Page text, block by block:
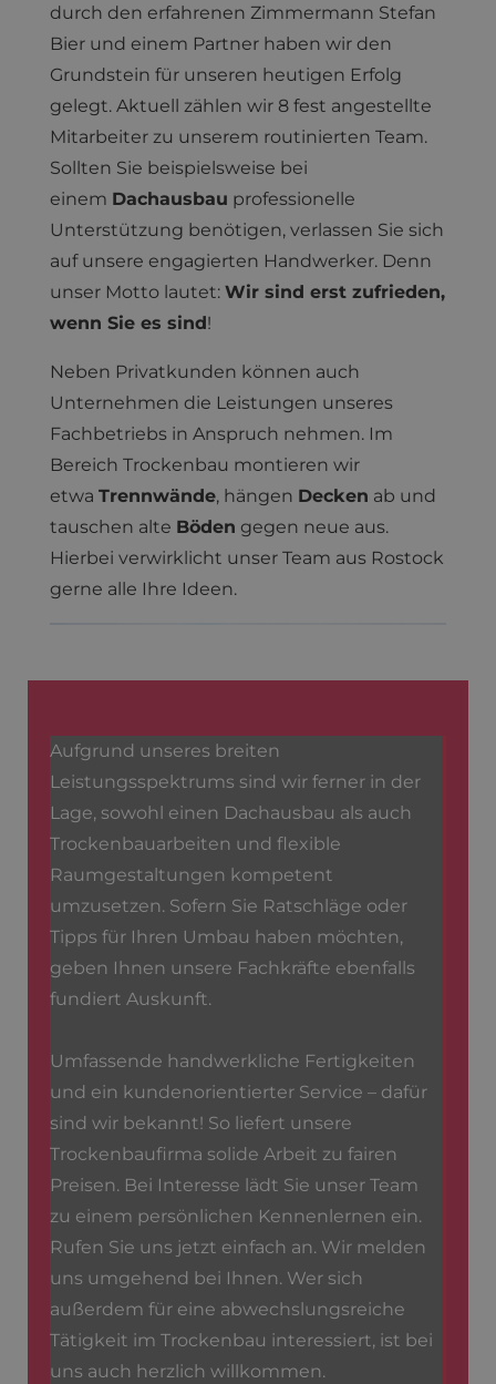
durch den erfahrenen Zimmermann Stefan
Bier und einem Partner haben wir den
Grundstein für unseren heutigen Erfolg
gelegt. Aktuell zählen wir 8 fest angestellte
Mitarbeiter zu unserem routinierten Team.
Sollten Sie beispielsweise bei
einem Dachausbau professionelle
Unterstützung benötigen, verlassen Sie sich
auf unsere engagierten Handwerker. Denn
unser Motto lautet: Wir sind erst zufrieden,
wenn Sie es sind!
Neben Privatkunden können auch
Unternehmen die Leistungen unseres
Fachbetriebs in Anspruch nehmen. Im
Bereich Trockenbau montieren wir
etwa Trennwände, hängen Decken ab und
tauschen alte Böden gegen neue aus.
Hierbei verwirklicht unser Team aus Rostock
gerne alle Ihre Ideen.
Aufgrund unseres breiten
Leistungsspektrums sind wir ferner in der
Lage, sowohl einen Dachausbau als auch
Trockenbauarbeiten und flexible
Raumgestaltungen kompetent
umzusetzen. Sofern Sie Ratschläge oder
Tipps für Ihren Umbau haben möchten,
geben Ihnen unsere Fachkräfte ebenfalls
fundiert Auskunft.
Umfassende handwerkliche Fertigkeiten
und ein kundenorientierter Service – dafür
sind wir bekannt! So liefert unsere
Trockenbaufirma solide Arbeit zu fairen
Preisen. Bei Interesse lädt Sie unser Team
zu einem persönlichen Kennenlernen ein.
Rufen Sie uns jetzt einfach an. Wir melden
uns umgehend bei Ihnen. Wer sich
außerdem für eine abwechslungsreiche
Tätigkeit im Trockenbau interessiert, ist bei
uns auch herzlich willkommen.